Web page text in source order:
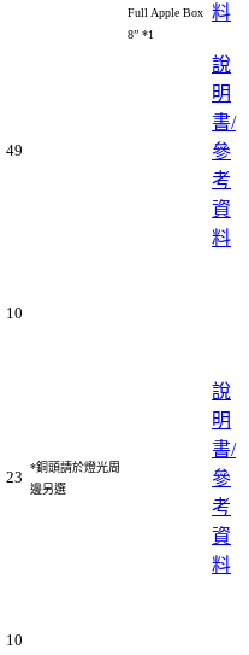
Full Apple Box
8” *1
料
49
說
明
書/
參
考
資
料
10
23
*銅頭請於燈光周
邊另選
說
明
書/
參
考
資
料
10